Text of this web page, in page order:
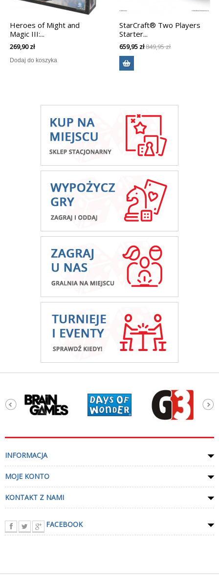
Heroes of Might and
Magic III:...
269,90 zł
Dodaj do koszyka
StarCraft® Two Players
Starter...
659,95 zł849,95 zł
INFORMACJA
MOJE KONTO
KONTAKT Z NAMI
FACEBOOK